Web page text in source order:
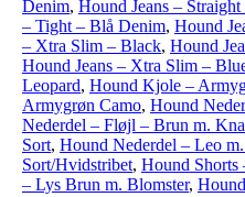
Denim, Hound Jeans –
– Tight – Blå Denim, Hound
– Xtra Slim – Black, Hound
Hound Jeans – Xtra Slim –
Leopard, Hound Kjole –
Armygrøn Camo, Hound
Nederdel – Fløjl – Brun m.
Sort, Hound Nederdel – Leo
Sort/Hvidstribet, Hound Shorts
– Lys Brun m. Blomster,